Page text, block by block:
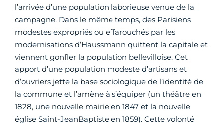
l’arrivée d’une population laborieuse venue de la
campagne. Dans le même temps, des Parisiens
modestes expropriés ou effarouchés par les
modernisations d’Haussmann quittent la capitale et
viennent gonfler la population bellevilloise. Cet
apport d’une population modeste d’artisans et
d’ouvriers jette la base sociologique de l’identité de
la commune et l’amène à s’équiper (un théâtre en
1828, une nouvelle mairie en 1847 et la nouvelle
église Saint-JeanBaptiste en 1859). Cette volonté